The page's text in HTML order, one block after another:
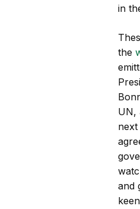
in
the
UN,
and